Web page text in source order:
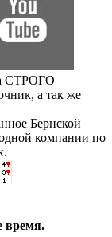
СТРОГО
а так же
Бернской
компании по
время.